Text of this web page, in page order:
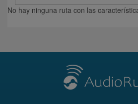
No hay ninguna ruta con las